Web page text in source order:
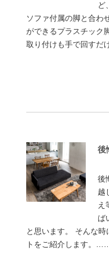
ど
ソファ付属の脚と合わ
ができるプラスチック
取り付けも手で回す
後
後
越
え
ば
と思います。 そんな
トをご紹介します。……